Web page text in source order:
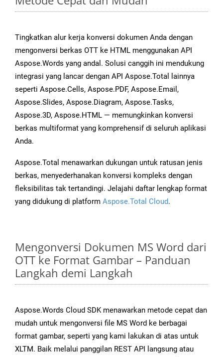
Tingkatkan alur kerja konversi dokumen Anda dengan
mengonversi berkas OTT ke HTML menggunakan API
Aspose.Words yang andal. Solusi canggih ini mendukung
integrasi yang lancar dengan API Aspose.Total lainnya
seperti Aspose.Cells, Aspose.PDF, Aspose.Email,
Aspose.Slides, Aspose.Diagram, Aspose.Tasks,
Aspose.3D, Aspose.HTML — memungkinkan konversi
berkas multiformat yang komprehensif di seluruh aplikasi
Anda.
Aspose.Total menawarkan dukungan untuk ratusan jenis
berkas, menyederhanakan konversi kompleks dengan
fleksibilitas tak tertandingi. Jelajahi daftar lengkap format
yang didukung di platform Aspose.Total Cloud.
Mengonversi Dokumen MS Word dari
OTT ke Format Gambar – Panduan
Langkah demi Langkah
Aspose.Words Cloud SDK menawarkan metode cepat dan
mudah untuk mengonversi file MS Word ke berbagai
format gambar, seperti yang kami lakukan di atas untuk
XLTM. Baik melalui panggilan REST API langsung atau